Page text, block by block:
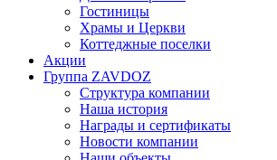
Гостиницы
Храмы и Церкви
Коттеджные поселки
Акции
Группа ZAVDOZ
Структура компании
Наша история
Награды и сертификаты
Новости компании